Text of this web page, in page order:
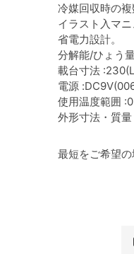
冷媒回収時の
イラスト入マ
省電力設計。
分解能/ひょう
載台寸法
電源
使用温度範囲
外形寸法・質
最短をご希望の